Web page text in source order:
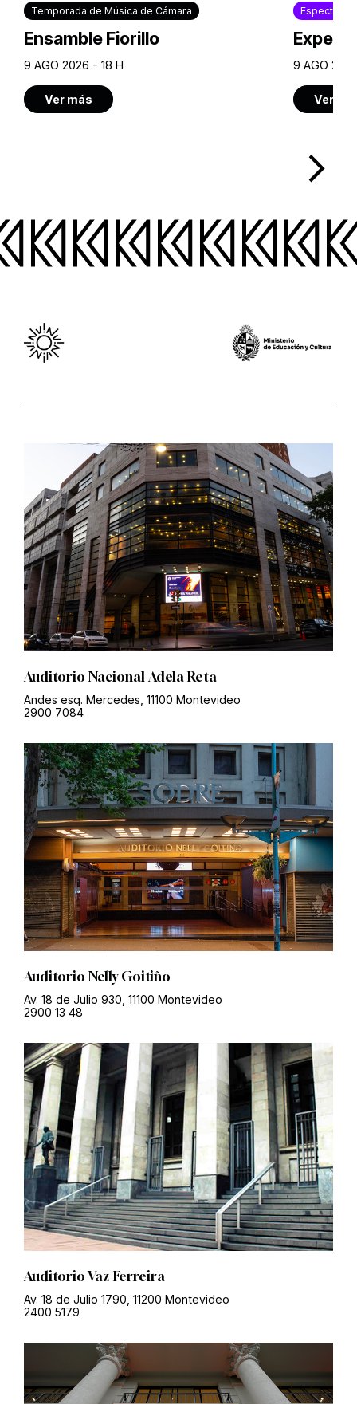
Temporada de Música de Cámara
Ensamble Fiorillo
9 AGO 2026 - 18 H
Ver más
9 AGO
Ver
arrow_forward_ios
Auditorio Nacional Adela Reta
Andes esq. Mercedes, 11100 Montevideo
2900 7084
Auditorio Nelly Goitiño
Av. 18 de Julio 930, 11100 Montevideo
2900 13 48
Auditorio Vaz Ferreira
Av. 18 de Julio 1790, 11200 Montevideo
2400 5179